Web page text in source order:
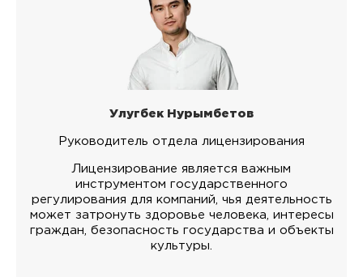
Улугбек Нурымбетов
Руководитель отдела лицензирования
Лицензирование является важным
инструментом государственного
регулирования для компаний, чья деятельность
может затронуть здоровье человека, интересы
граждан, безопасность государства и объекты
культуры.